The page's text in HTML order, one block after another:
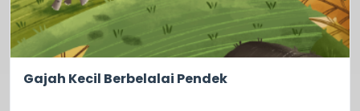
Gajah Kecil Berbelalai Pendek